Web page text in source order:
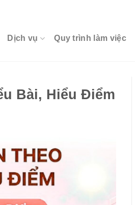
Dịch vụ Quy trình làm việc
Bài, Hiểu Điểm